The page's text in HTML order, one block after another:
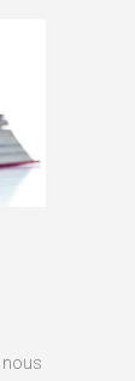
nous